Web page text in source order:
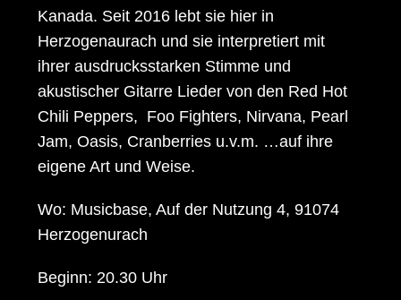
Kanada. Seit 2016 lebt sie hier in
Herzogenaurach und sie interpretiert mit
ihrer ausdrucksstarken Stimme und
akustischer Gitarre Lieder von den Red Hot
Chili Peppers, Foo Fighters, Nirvana, Pearl
Jam, Oasis, Cranberries u.v.m. …auf ihre
eigene Art und Weise.
Wo: Musicbase, Auf der Nutzung 4, 91074
Herzogenurach
Beginn: 20.30 Uhr